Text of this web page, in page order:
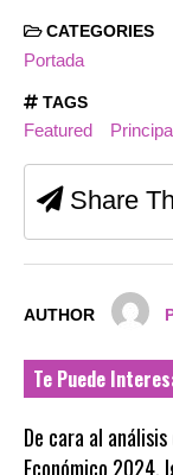
CATEGORIES
Portada
TAGS
Featured
Share
AUTHOR
Te Puede
De cara al
Económico 2024,